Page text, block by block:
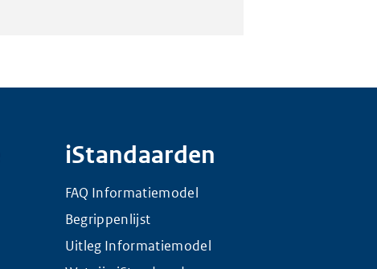
iStandaarden
FAQ Informatiemodel
Begrippenlijst
Uitleg Informatiemodel